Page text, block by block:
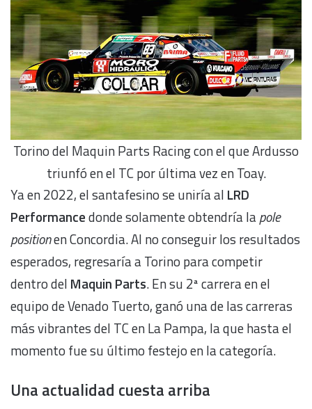
Torino del Maquin Parts Racing con el que Ardusso
triunfó en el TC por última vez en Toay.
Ya en 2022, el santafesino se uniría al LRD
Performancedonde solamente obtendría lapole
positionen Concordia. Al no conseguir los resultados
esperados, regresaría a Torino para competir
dentro del Maquin Parts. En su 2ª carrera en el
equipo de Venado Tuerto, ganó una de las carreras
más vibrantes del TC en La Pampa, la que hasta el
momento fue su último festejo en la categoría.
Una actualidad cuesta arriba